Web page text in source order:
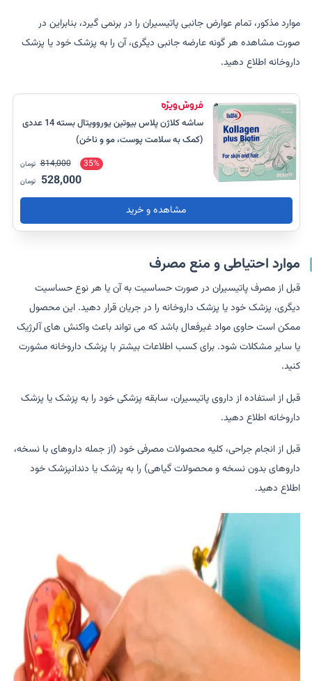
موارد مذکور، تمام عوارض جانبی پاتیسیران را در برنمی گیرد، بنابراین در
صورت مشاهده هر گونه عارضه جانبی دیگری، آن را به پزشک خود یا پزشک
داروخانه اطلاع دهید.
ساشه کلاژن پلاس بیوتین یوروویتال بسته 14 عددی
(کمک به سلامت پوست، مو و ناخن)
35%
814,000 تومان
528,000 تومان
مشاهده و خرید
موارد احتیاطی و منع مصرف
قبل از مصرف پاتیسیران در صورت حساسیت به آن یا هر نوع حساسیت
دیگری، پزشک خود یا پزشک داروخانه را در جریان قرار دهید. این محصول
ممکن است حاوی مواد غیرفعال باشد که می تواند باعث واکنش های آلرژیک
یا سایر مشکلات شود. برای کسب اطلاعات بیشتر با پزشک داروخانه مشورت
کنید.
قبل از استفاده از داروی پاتیسیران، سابقه پزشکی خود را به پزشک یا پزشک
داروخانه اطلاع دهید.
قبل از انجام جراحی، کلیه محصولات مصرفی خود (از جمله داروهای با نسخه،
داروهای بدون نسخه و محصولات گیاهی) را به پزشک یا دندانپزشک خود
اطلاع دهید.